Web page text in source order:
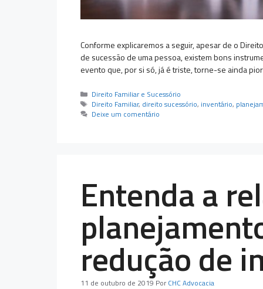
Conforme explicaremos a seguir, apesar de o
de sucessão de uma pessoa, existem bons
evento que, por si só, já é triste, torne-se ainda
Categorias
Direito Familiar e Sucessório
Tags
Direito Familiar, direito sucessório, inventário,
Deixe um comentário
Entenda a
redução de
11 de outubro de 2019 Por CHC Advocacia